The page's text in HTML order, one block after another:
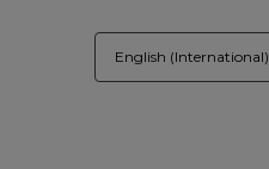
English (International)